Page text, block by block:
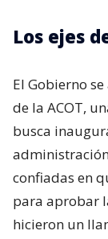
Los ejes
El Gobierno
de la ACOT,
busca
confiadas en
para aprobar
hicieron un